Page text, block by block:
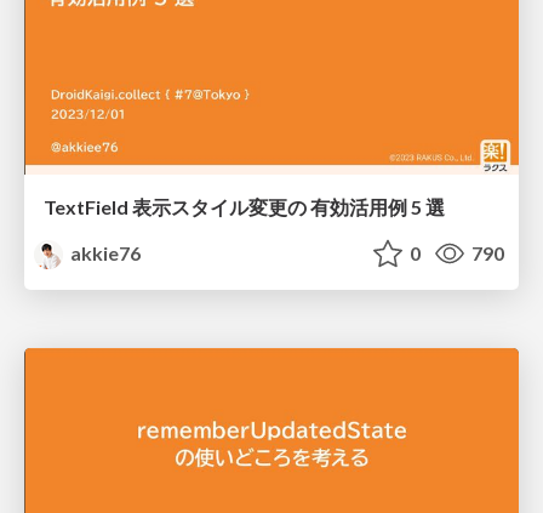
TextField 表示スタイル変更の 有効活用例 5 選
akkie76
0 790